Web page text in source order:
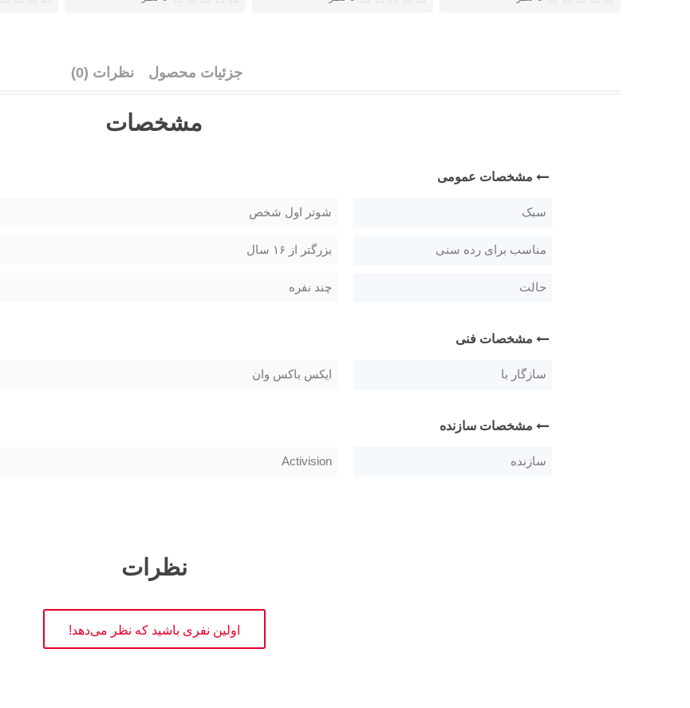
جزئیات محصول نظرات (0)
مشخصات
مشخصات عمومی
سبک شوتر اول شخص
مناسب برای رده سنی بزرگتر از ۱۶ سال
حالت چند نفره
مشخصات فنی
سازگار با ایکس باکس وان
مشخصات سازنده
سازنده Activision
نظرات
اولین نفری باشید که نظر می‌دهد!